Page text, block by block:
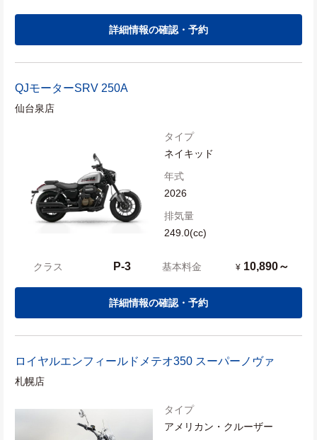
詳細情報の確認・予約
QJモーターSRV 250A
仙台泉店
タイプ
ネイキッド
年式
2026
排気量
249.0(cc)
クラス P-3 基本料金 ¥ 10,890～
詳細情報の確認・予約
ロイヤルエンフィールド メテオ350 スーパーノヴァ
札幌店
タイプ
アメリカン・クルーザー